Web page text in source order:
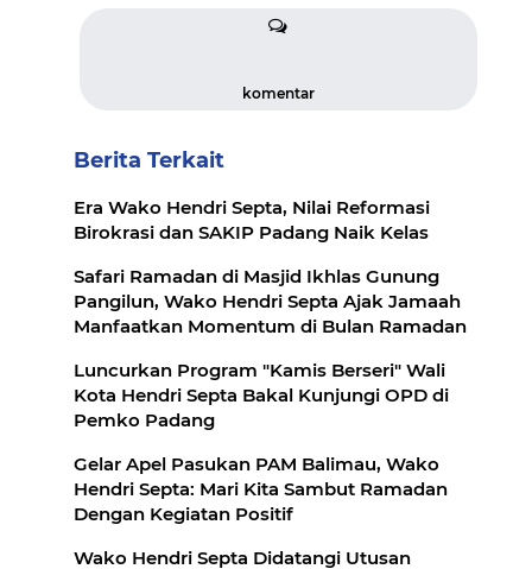
komentar
Berita Terkait
Era Wako Hendri Septa, Nilai Reformasi
Birokrasi dan SAKIP Padang Naik Kelas
Safari Ramadan di Masjid Ikhlas Gunung
Pangilun, Wako Hendri Septa Ajak Jamaah
Manfaatkan Momentum di Bulan Ramadan
Luncurkan Program "Kamis Berseri" Wali
Kota Hendri Septa Bakal Kunjungi OPD di
Pemko Padang
Gelar Apel Pasukan PAM Balimau, Wako
Hendri Septa: Mari Kita Sambut Ramadan
Dengan Kegiatan Positif
Wako Hendri Septa Didatangi Utusan